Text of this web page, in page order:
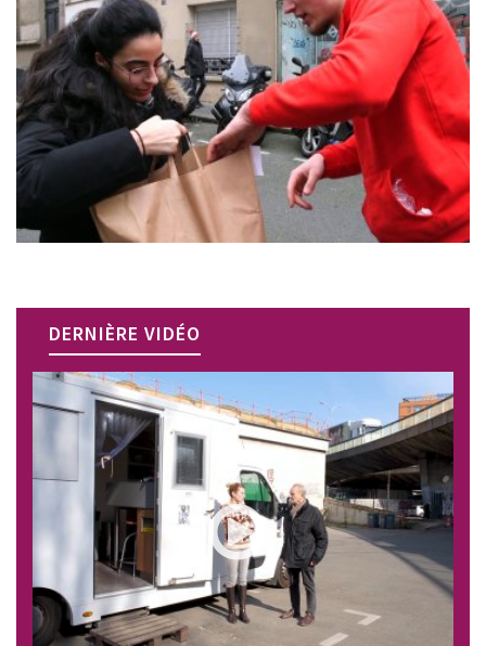
DERNIÈRE VIDÉO